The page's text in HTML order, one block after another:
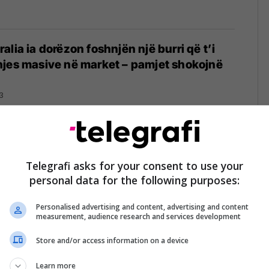
ia dorëzon foshnjën një burri që t’i
masive në market – pamjet shokojnë
milionëshe në RMV, Ademi: Janë
punëtorët, por pak i paguajnë
13/05/2023
prisnin para arkës, burri e godet me
një grua në Brazil – kamerat e
Telegrafi asks for your consent to use your
personal data for the following purposes:
Personalised advertising and content, advertising and content
measurement, audience research and services development
Store and/or access information on a device
Learn more